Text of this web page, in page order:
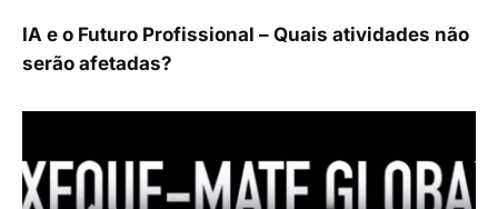
IA e o Futuro Profissional – Quais atividades não
serão afetadas?